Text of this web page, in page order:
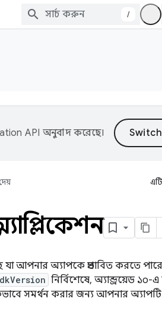
/
API অনুবাদ করেছে।
আপনার অ্যাপকে প্রভাবিত করতে
নির্বিশেষে, অ্যান্ড্রয়েড
সমর্থন করার জন্য আপনার